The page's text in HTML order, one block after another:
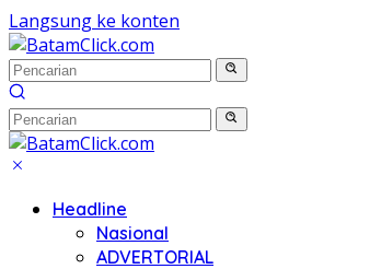
Langsung ke konten
Headline
Nasional
ADVERTORIAL